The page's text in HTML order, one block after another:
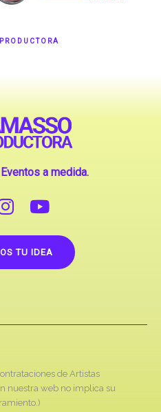
a medida.
TU IDEA
de Artistas
nuestra web no implica su